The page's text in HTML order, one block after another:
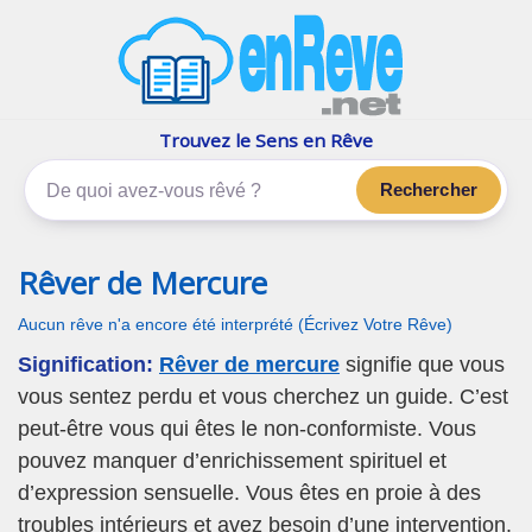
Les rêves, c'est plus que çaTrouvez le Sens en Rêve
Rechercher
Rêver de Mercure
Aucun rêve n'a encore été interprété (Écrivez Votre Rêve)
Signification: Rêver de mercure signifie que vous
vous sentez perdu et vous cherchez un guide. C’est
peut-être vous qui êtes le non-conformiste. Vous
pouvez manquer d’enrichissement spirituel et
d’expression sensuelle. Vous êtes en proie à des
troubles intérieurs et avez besoin d’une intervention.